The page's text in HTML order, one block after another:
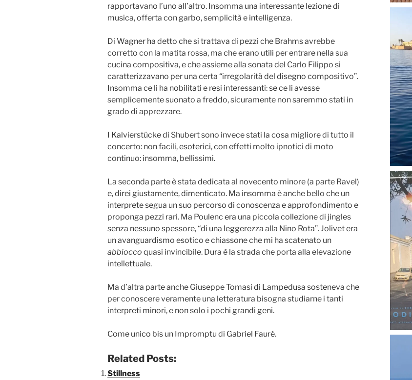
rapportavano l’uno all’altro. Insomma una interessante lezione di
musica, offerta con garbo, semplicità e intelligenza.
Di Wagner ha detto che si trattava di pezzi che Brahms avrebbe
corretto con la matita rossa, ma che erano utili per entrare nella sua
cucina compositiva, e che assieme alla sonata del Carlo Filippo si
caratterizzavano per una certa “irregolarità del disegno compositivo”.
Insomma ce li ha nobilitati e resi interessanti: se ce li avesse
semplicemente suonato a freddo, sicuramente non saremmo stati in
grado di apprezzare.
I Kalvierstücke di Shubert sono invece stati la cosa migliore di tutto il
concerto: non facili, esoterici, con effetti molto ipnotici di moto
continuo: insomma, bellissimi.
La seconda parte è stata dedicata al novecento minore (a parte Ravel)
e, direi giustamente, dimenticato. Ma insomma è anche bello che un
interprete segua un suo percorso di conoscenza e approfondimento e
proponga pezzi rari. Ma Poulenc era una piccola collezione di jingles
senza nessuno spessore, “di una leggerezza alla Nino Rota”. Jolivet era
un avanguardismo esotico e chiassone che mi ha scatenato un
abbiocco quasi invincibile. Dura è la strada che porta alla elevazione
intellettuale.
Ma d’altra parte anche Giuseppe Tomasi di Lampedusa sosteneva che
per conoscere veramente una letteratura bisogna studiarne i tanti
interpreti minori, e non solo i pochi grandi geni.
Come unico bis un Impromptu di Gabriel Fauré.
Related Posts:
Stillness